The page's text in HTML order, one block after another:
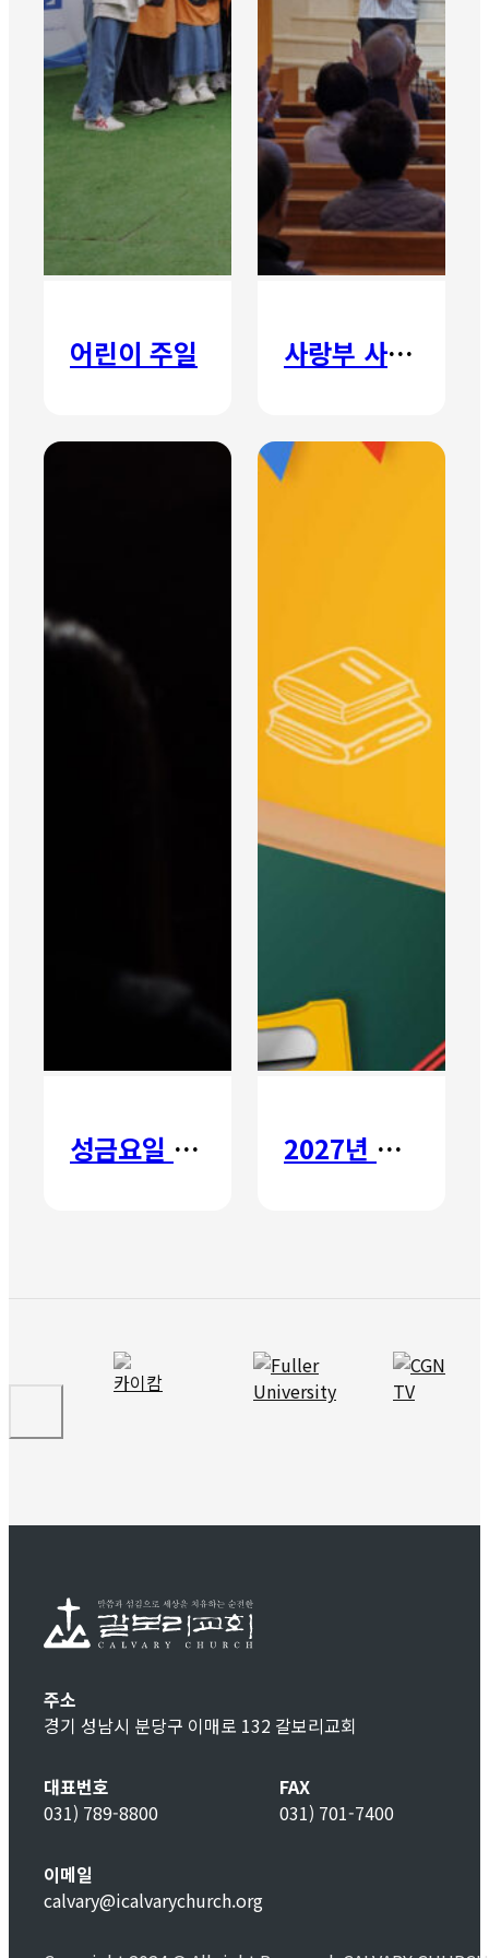
어린이 주일 사랑부 사랑주일
성금요일 칸타타 2027년 갈보리 어학원 유치부 신입생 모집
주소
경기 성남시 분당구 이매로 132 갈보리교회
대표번호
031) 789-8800
FAX
031) 701-7400
이메일
calvary@icalvarychurch.org